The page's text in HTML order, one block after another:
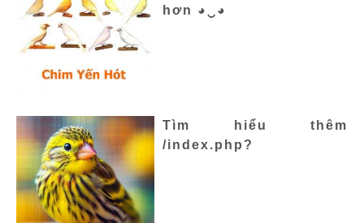
hơn ◕‿◕
Tìm hiểu thêm
/index.php?